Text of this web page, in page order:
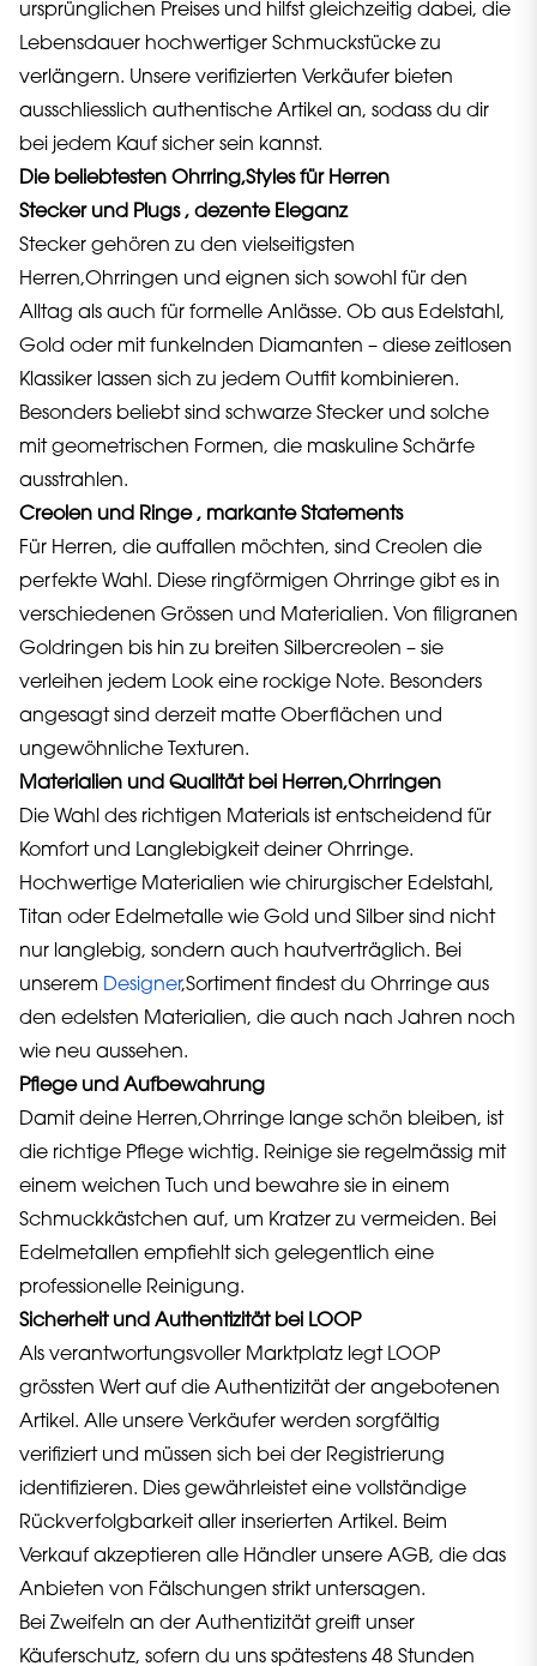
ursprünglichen Preises und hilfst gleichzeitig dabei, die
Lebensdauer hochwertiger Schmuckstücke zu
verlängern. Unsere verifizierten Verkäufer bieten
ausschliesslich authentische Artikel an, sodass du dir
bei jedem Kauf sicher sein kannst.
Die beliebtesten Ohrring,Styles für Herren
Stecker und Plugs , dezente Eleganz
Stecker gehören zu den vielseitigsten
Herren,Ohrringen und eignen sich sowohl für den
Alltag als auch für formelle Anlässe. Ob aus Edelstahl,
Gold oder mit funkelnden Diamanten – diese zeitlosen
Klassiker lassen sich zu jedem Outfit kombinieren.
Besonders beliebt sind schwarze Stecker und solche
mit geometrischen Formen, die maskuline Schärfe
ausstrahlen.
Creolen und Ringe , markante Statements
Für Herren, die auffallen möchten, sind Creolen die
perfekte Wahl. Diese ringförmigen Ohrringe gibt es in
verschiedenen Grössen und Materialien. Von filigranen
Goldringen bis hin zu breiten Silbercreolen – sie
verleihen jedem Look eine rockige Note. Besonders
angesagt sind derzeit matte Oberflächen und
ungewöhnliche Texturen.
Materialien und Qualität bei Herren,Ohrringen
Die Wahl des richtigen Materials ist entscheidend für
Komfort und Langlebigkeit deiner Ohrringe.
Hochwertige Materialien wie chirurgischer Edelstahl,
Titan oder Edelmetalle wie Gold und Silber sind nicht
nur langlebig, sondern auch hautverträglich. Bei
unserem Designer,Sortiment findest du Ohrringe aus
den edelsten Materialien, die auch nach Jahren noch
wie neu aussehen.
Pflege und Aufbewahrung
Damit deine Herren,Ohrringe lange schön bleiben, ist
die richtige Pflege wichtig. Reinige sie regelmässig mit
einem weichen Tuch und bewahre sie in einem
Schmuckkästchen auf, um Kratzer zu vermeiden. Bei
Edelmetallen empfiehlt sich gelegentlich eine
professionelle Reinigung.
Sicherheit und Authentizität bei LOOP
Als verantwortungsvoller Marktplatz legt LOOP
grössten Wert auf die Authentizität der angebotenen
Artikel. Alle unsere Verkäufer werden sorgfältig
verifiziert und müssen sich bei der Registrierung
identifizieren. Dies gewährleistet eine vollständige
Rückverfolgbarkeit aller inserierten Artikel. Beim
Verkauf akzeptieren alle Händler unsere AGB, die das
Anbieten von Fälschungen strikt untersagen.
Bei Zweifeln an der Authentizität greift unser
Käuferschutz, sofern du uns spätestens 48 Stunden